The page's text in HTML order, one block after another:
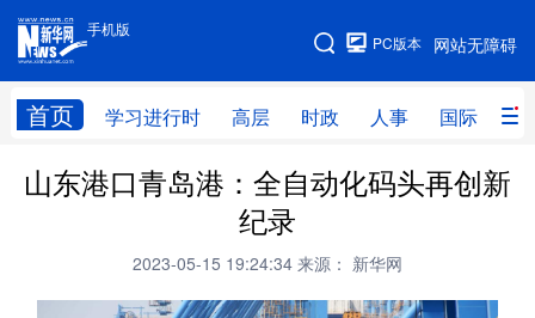
手机版
网站无障碍
PC版本
首页 学习进行时 高层 时政 人事 国际 财
手机版
网站地图
学习进行时 高层 时政 人事
全球连线
山东港口青岛港：全自动化码头再创新
纪录
2023-05-15 19:24:34 来源： 新华网